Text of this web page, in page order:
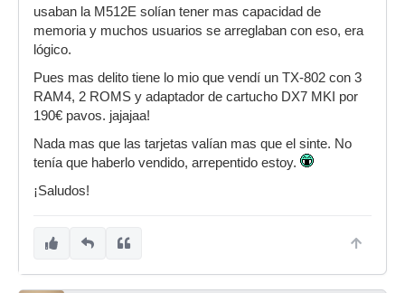
usaban la M512E solían tener mas capacidad de
memoria y muchos usuarios se arreglaban con eso, era
lógico.
Pues mas delito tiene lo mio que vendí un TX-802 con 3
RAM4, 2 ROMS y adaptador de cartucho DX7 MKI por
190€ pavos. jajajaa!
Nada mas que las tarjetas valían mas que el sinte. No
tenía que haberlo vendido, arrepentido estoy.
¡Saludos!